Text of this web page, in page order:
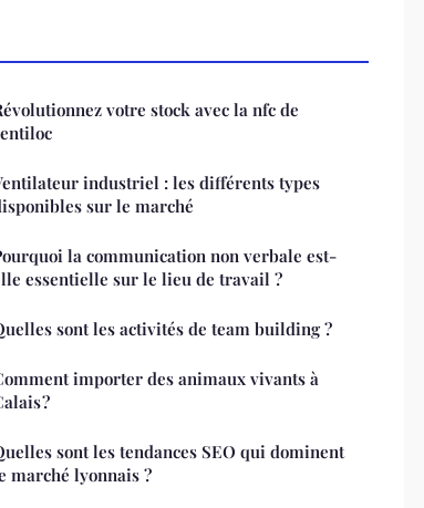
votre stock avec la nfc de
industriel : les différents types
sur le marché
la communication non verbale est-
essentielle sur le lieu de travail ?
sont les activités de team building ?
importer des animaux vivants à
?
sont les tendances SEO qui dominent
marché lyonnais ?